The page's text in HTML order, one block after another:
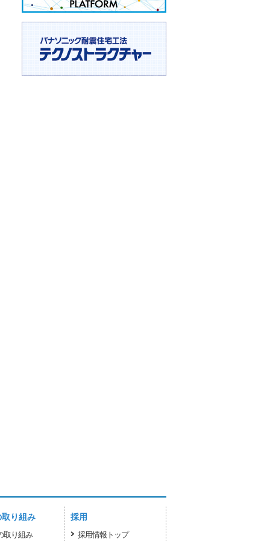
り組み
取り組み
採用
採用情報トップ